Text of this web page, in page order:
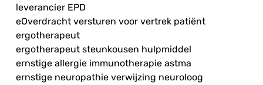
leverancier EPD
eOverdracht versturen voor vertrek patiënt
ergotherapeut
ergotherapeut steunkousen hulpmiddel
ernstige allergie immunotherapie astma
ernstige neuropathie verwijzing neuroloog